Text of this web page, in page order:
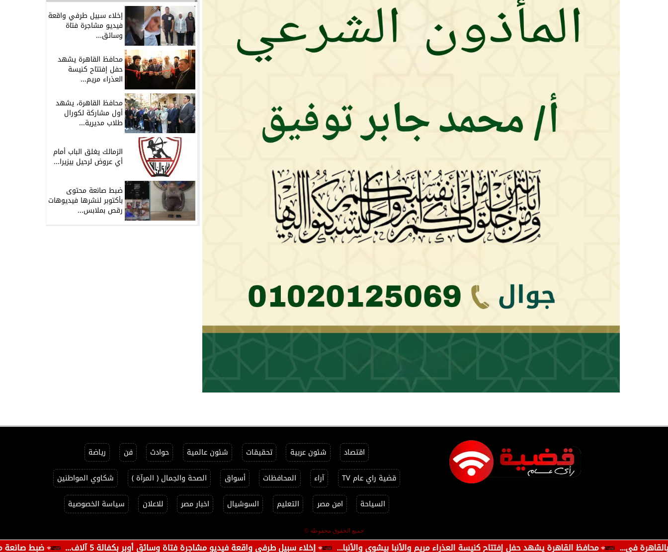
ضبط صانعة محتوى إخلاء سبيل طرفي واقعة فيديو مشاجرة فتاة وسائق أوبر بكفالة 5 آلاف... محافظ القاهرة يشهد حفل إفتتاح كنيسة العذراء مريم والأنبا بيشوى والأنبا...
إخلاء سبيل طرفي واقعة
فيديو مشاجرة فتاة
وسائق...
محافظ القاهرة يشهد
حفل إفتتاح كنيسة
العذراء مريم...
محافظ القاهرة، يشهد
أول مشاركة لكورال
طلاب مديرية...
الزمالك يغلق الباب أمام
أي عروض لرحيل بيزيرا...
ضبط صانعة محتوى
بأكتوبر لنشرها فيديوهات
رقص بملابس...
اقتصاد شئون عربية تحقيقات شئون عالمية حوادث فن
رياضة
قضية راي عام TV
آراء المحافظات أسواق الصحة والجمال ( المرآة )
شكاوي المواطنين
السياحة
امن مصر التعليم السوشيال اخبار مصر للاعلان سياسة الخصوصية
جميع الحقوق محفوظة ©